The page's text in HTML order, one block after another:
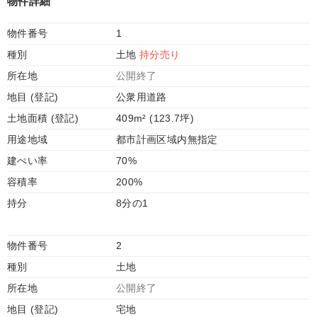
物件番号
1
種別
土地持分売り
所在地
公開終了
地目 (登記)
公衆用道路
土地面積 (登記)
409m² (123.7坪)
用途地域
都市計画区域内無指定
建ぺい率
70%
容積率
200%
持分
8分の1
物件番号
2
種別
土地
所在地
公開終了
地目 (登記)
宅地